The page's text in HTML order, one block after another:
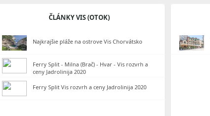
ČLÁNKY VIS (OTOK)
Najkrajšie pláže na ostrove Vis Chorvátsko
Ferry Split - Milna (Brač) - Hvar - Vis rozvrh a
ceny Jadrolinija 2020
Ferry Split Vis rozvrh a ceny Jadrolinija 2020